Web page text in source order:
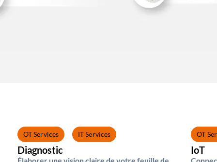
OT Services IT Services
Diagnostic
OT
IoT